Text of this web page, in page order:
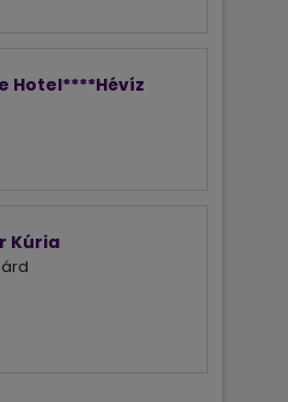
Hotel****Hévíz
Kúria